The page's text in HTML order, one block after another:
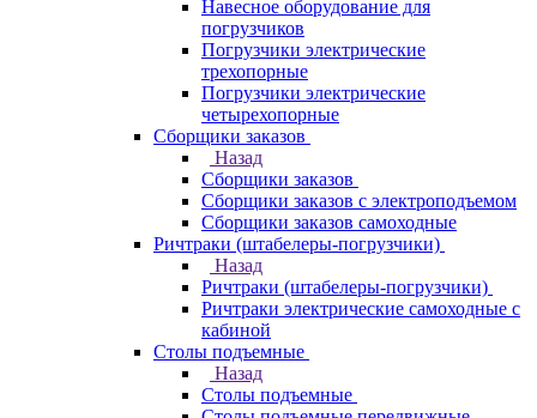
Навесное оборудование для
погрузчиков
Погрузчики электрические
трехопорные
Погрузчики электрические
четырехопорные
Сборщики заказов
Назад
Сборщики заказов
Сборщики заказов с электроподъемом
Сборщики заказов самоходные
Ричтраки (штабелеры-погрузчики)
Назад
Ричтраки (штабелеры-погрузчики)
Ричтраки электрические самоходные с
кабиной
Столы подъемные
Назад
Столы подъемные